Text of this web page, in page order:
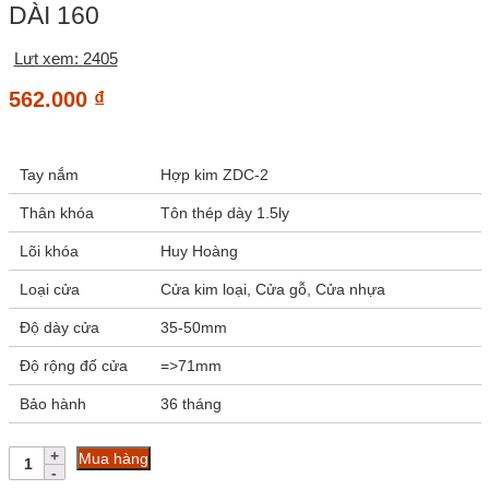
DÀI 160
Lưt xem: 2405
562.000 ₫
Tay nắm Hợp kim ZDC-2
Thân khóa Tôn thép dày 1.5ly
Lõi khóa Huy Hoàng
Loại cửa Cửa kim loại, Cửa gỗ, Cửa nhựa
Độ dày cửa 35-50mm
Độ rộng đố cửa =>71mm
Bảo hành 36 tháng
Bộ
khóa
Mua hàng